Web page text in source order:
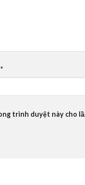
*
trình duyệt này cho